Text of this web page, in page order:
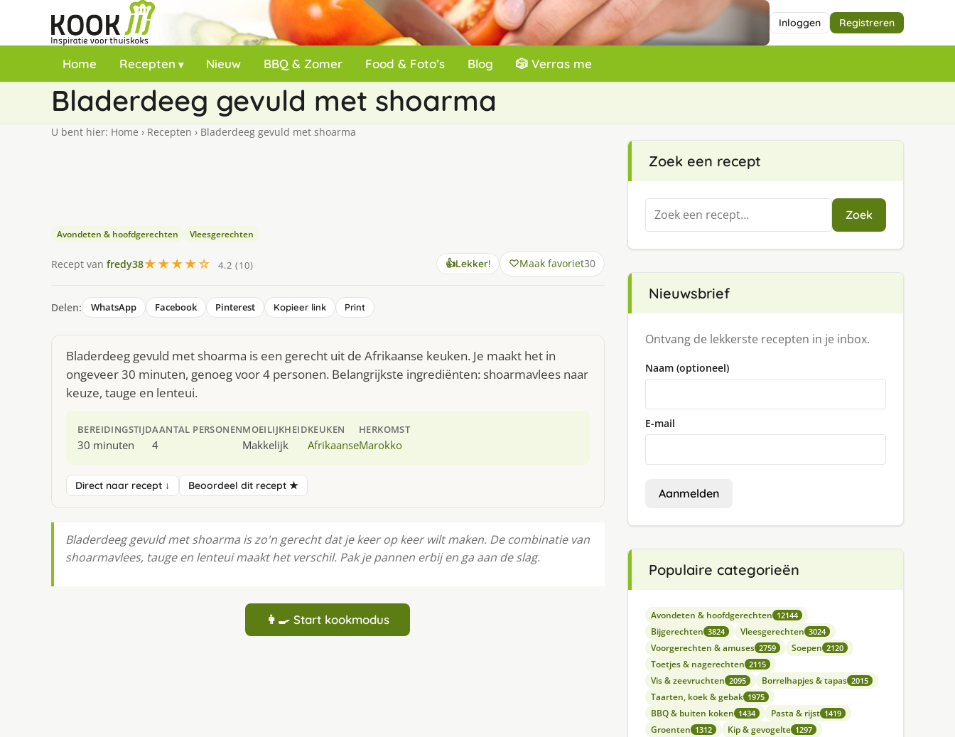
Inloggen Registreren
Home Recepten Nieuw BBQ & Zomer Food & Foto’s Blog 🎲 Verras me
Bladerdeeg gevuld met shoarma
U bent hier: Home › Recepten › Bladerdeeg gevuld met shoarma
Avondeten & hoofdgerechten Vleesgerechten
Recept van fredy38★★★★☆ 4.2 (10) 👍Lekker! Maak favoriet30
Delen: WhatsApp Facebook Pinterest Kopieer link Print
Bladerdeeg gevuld met shoarma is een gerecht uit de Afrikaanse keuken. Je maakt het in
ongeveer 30 minuten, genoeg voor 4 personen. Belangrijkste ingrediënten: shoarmavlees naar
keuze, tauge en lenteui.
BEREIDINGSTIJD
30 minuten
AANTAL PERSONEN
4
MOEILIJKHEID
Makkelijk
KEUKEN
Afrikaanse
HERKOMST
Marokko
Direct naar recept ↓ Beoordeel dit recept ★
Bladerdeeg gevuld met shoarma is zo'n gerecht dat je keer op keer wilt maken. De combinatie van
shoarmavlees, tauge en lenteui maakt het verschil. Pak je pannen erbij en ga aan de slag.
👩‍🍳 Start kookmodus
Zoek een recept
Zoeken
naar:
Zoek
Nieuwsbrief
Ontvang de lekkerste recepten in je inbox.
Naam (optioneel)
E-mail
Aanmelden
Populaire categorieën
Avondeten & hoofdgerechten 12144
Bijgerechten 3824 Vleesgerechten 3024
Voorgerechten & amuses 2759 Soepen 2120
Toetjes & nagerechten 2115
Vis & zeevruchten 2095 Borrelhapjes & tapas 2015
Taarten, koek & gebak 1975
BBQ & buiten koken 1434 Pasta & rijst 1419
Groenten 1312 Kip & gevogelte 1297